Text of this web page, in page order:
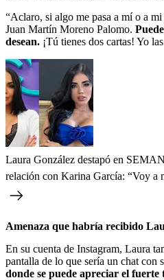
“Aclaro, si algo me pasa a mí o a
Juan Martín Moreno Palomo.
desean. ¡Tú tienes dos cartas! Yo
Laura González destapó en
relación con Karina García: “Voy a
Amenaza que habría recibido
En su cuenta de Instagram, Laura
pantalla de lo que sería un chat con
donde se puede apreciar el